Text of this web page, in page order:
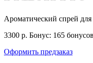
Ароматический спрей
3300 р. Бонус: 165
Оформить предзаказ